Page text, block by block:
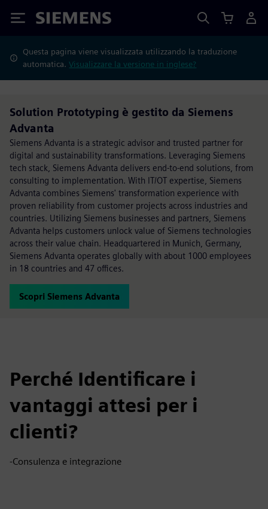
Siemens
Questa pagina viene visualizzata utilizzando la traduzione
automatica.Visualizzare la versione in inglese?
Solution Prototyping è gestito da Siemens
Advanta
Siemens Advanta is a strategic advisor and trusted partner for
digital and sustainability transformations. Leveraging Siemens
tech stack, Siemens Advanta delivers end-to-end solutions, from
consulting to implementation. With IT/OT expertise, Siemens
Advanta combines Siemens' transformation experience with
proven reliability from customer projects across industries and
countries. Utilizing Siemens businesses and partners, Siemens
Advanta helps customers unlock value of Siemens technologies
across their value chain. Headquartered in Munich, Germany,
Siemens Advanta operates globally with about 1000 employees
in 18 countries and 47 offices.
Scopri Siemens Advanta
Perché Identificare i
vantaggi attesi per i
clienti?
-Consulenza e integrazione